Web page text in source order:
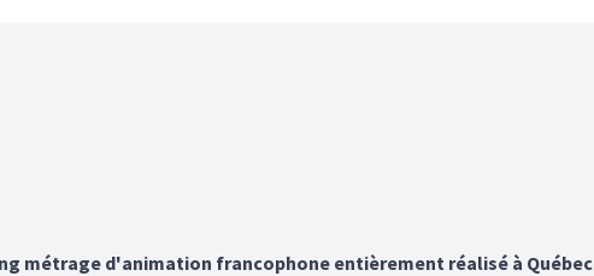
métrage d'animation francophone entièrement réalisé à Québec